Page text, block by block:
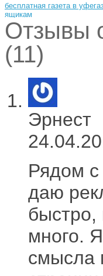
бесплатная газета в уфе
ящикам
Отзывы
(11)
Эрнест
Рядом с
даю
быстро,
много.
смысла